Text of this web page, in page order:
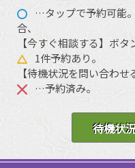
…タップで予約可能
合、
【今すぐ相談する】ボタ
1件予約あり。
【待機状況を問い合わ
…予約済み。
待機状